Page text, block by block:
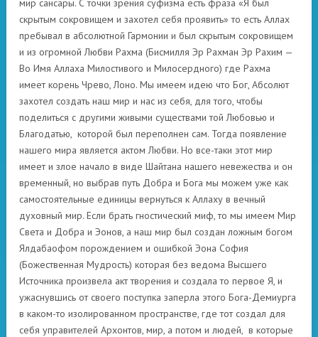
мир сансары. С точки зрения суфизма есть фраза «Я был
скрытым сокровищем и захотел себя проявить» то есть Аллах
пребывал в абсолютной Гармонии и был скрытым сокровищем
и из огромной Любви Рахма (Бисмилля Эр Рахман Эр Рахим —
Во Имя Аллаха Милостивого и Милосердного) где Рахма
имеет корень Чрево, Лоно. Мы имеем идею что Бог, Абсолют
захотел создать наш мир и нас из себя, для того, чтобы
поделиться с другими живыми существами той Любовью и
Благодатью, которой был переполнен сам. Тогда появление
нашего мира является актом Любви. Но все-таки этот мир
имеет и злое начало в виде Шайтана нашего невежества и он
временный, но выбрав путь Добра и Бога мы можем уже как
самостоятельные единицы вернуться к Аллаху в вечный
духовный мир. Если брать гностический миф, то мы имеем Мир
Света и Добра и Эонов, а наш мир был создан ложным богом
Ялдабаофом порождением и ошибкой Эона София
(Божественная Мудрость) которая без ведома Высшего
Источника произвела акт творения и создала то первое Я, и
ужаснувшись от своего поступка заперла этого Бога-Демиурга
в каком-то изолированном пространстве, где тот создал для
себя управителей Архонтов, мир, а потом и людей, в которые